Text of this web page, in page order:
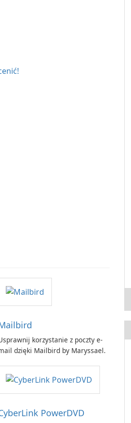
korzystanie z poczty e-
dzięki Mailbird by Maryssael.
PowerDVD